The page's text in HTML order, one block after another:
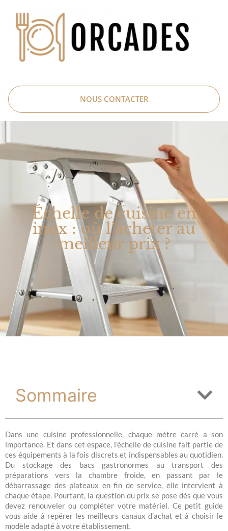
NOUS CONTACTER
Échelle de cuisine en
inox : où l’acheter au
meilleur prix ?
Sommaire
Dans une cuisine professionnelle, chaque mètre carré a son
importance. Et dans cet espace, l’échelle de cuisine fait partie de
ces équipements à la fois discrets et indispensables au quotidien.
Du stockage des bacs gastronormes au transport des
préparations vers la chambre froide, en passant par le
débarrassage des plateaux en fin de service, elle intervient à
chaque étape. Pourtant, la question du prix se pose dès que vous
devez renouveler ou compléter votre matériel. Ce petit guide
vous aide à repérer les meilleurs canaux d’achat et à choisir le
modèle adapté à votre établissement.